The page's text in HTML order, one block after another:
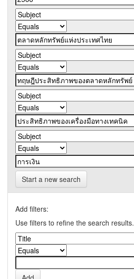
Start a new search
Add filters:
Use filters to refine the search results.